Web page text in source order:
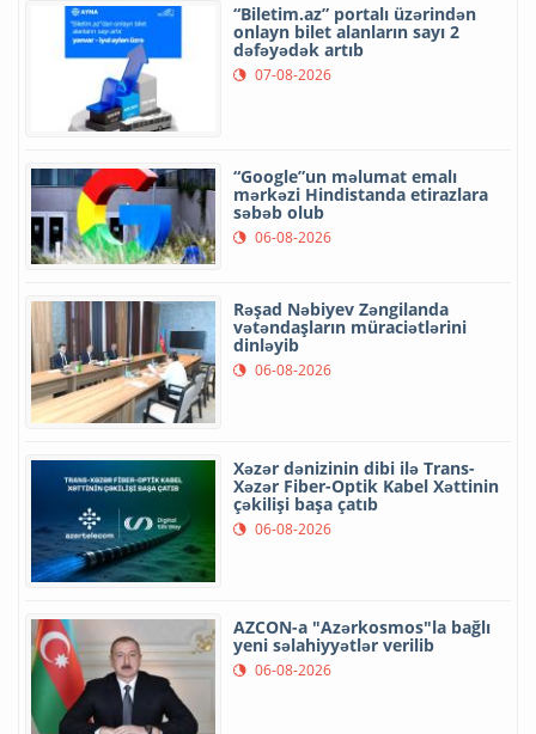
“Biletim.az” portalı üzərindən
onlayn bilet alanların sayı 2
dəfəyədək artıb
07-08-2026
“Google”un məlumat emalı
mərkəzi Hindistanda etirazlara
səbəb olub
06-08-2026
Rəşad Nəbiyev Zəngilanda
vətəndaşların müraciətlərini
dinləyib
06-08-2026
Xəzər dənizinin dibi ilə Trans-
Xəzər Fiber-Optik Kabel Xəttinin
çəkilişi başa çatıb
06-08-2026
AZCON-a "Azərkosmos"la bağlı
yeni səlahiyyətlər verilib
06-08-2026